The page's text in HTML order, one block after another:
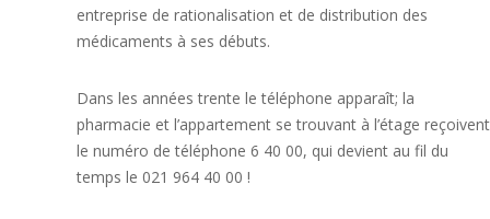
entreprise de rationalisation et de distribution des
médicaments à ses débuts.
Dans les années trente le téléphone apparaît; la
pharmacie et l’appartement se trouvant à l’étage reçoivent
le numéro de téléphone 6 40 00, qui devient au fil du
temps le 021 964 40 00 !